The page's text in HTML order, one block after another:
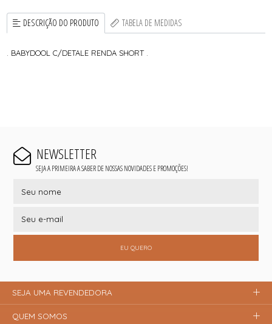
DESCRIÇÃO DO PRODUTO TABELA DE MEDIDAS
. BABYDOOL C/DETALE RENDA SHORT .
NEWSLETTER
SEJA A PRIMEIRA A SABER DE NOSSAS NOVIDADES E PROMOÇÕES!
EU QUERO
SEJA UMA REVENDEDORA
QUEM SOMOS